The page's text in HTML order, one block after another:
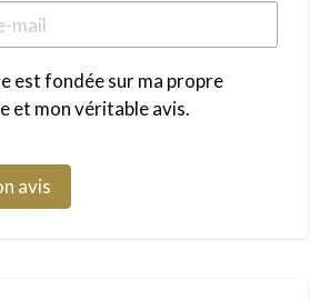
est fondée sur ma propre
et mon véritable avis.
avis